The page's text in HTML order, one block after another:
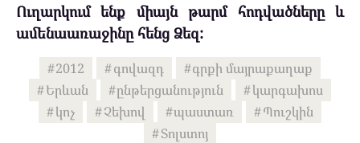
Ուղարկում ենք միայն թարմ հոդվածները և
ամենաառաջինը հենց Ձեզ:
2012 գովազդ
գրքի մայրաքաղաք
Երևան
ընթերցանություն
կարգախոս
կոչ
Չեխով պաստառ
Պուշկին
Տոլստոյ